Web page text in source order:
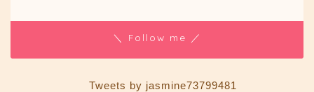
＼ Follow me ／
Tweets by jasmine73799481